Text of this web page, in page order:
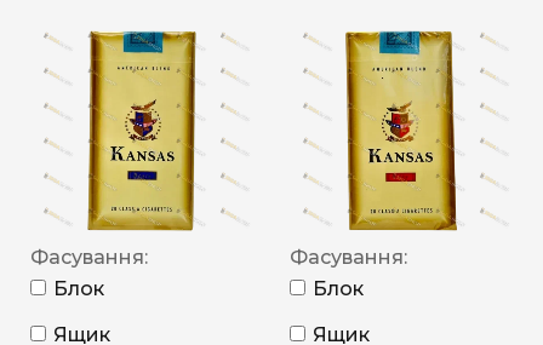
Фасування:
Блок
Ящик
Фасування:
Блок
Ящик